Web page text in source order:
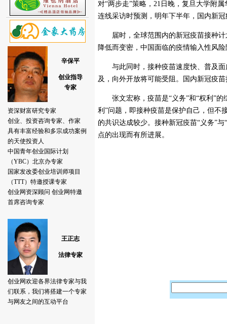
对“两步走”策略，21日晚，复旦大学附
连线采访时预测，明年下半年，国内新
届时，全球范围内的新冠疫苗接种计
降低而变密，中国面临的疫情输入性风
与此同时，接种疫苗速度快、普及面
及，向外开放将可能受阻。国内新冠疫
张文宏称，疫苗是“义务”和“权利”的
利”问题，即接种疫苗是保护自己，但不
的共识达成较少。接种新冠疫苗“义务”
点的出现而有所进展。